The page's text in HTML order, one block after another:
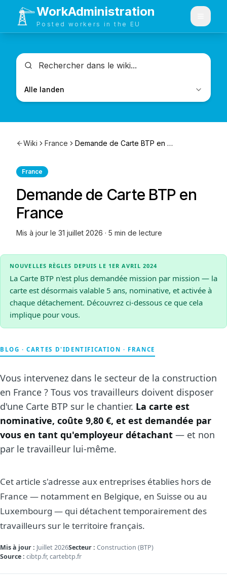
WorkAdministration
Posted workers in the EU Menu
Alle landen
Wiki France Demande de Carte BTP en France
France
Demande de Carte BTP en
France
Mis à jour le 31 juillet 2026 · 5 min de lecture
NOUVELLES RÈGLES DEPUIS LE 1ER AVRIL 2024
La Carte BTP n'est plus demandée mission par mission — la
carte est désormais valable 5 ans, nominative, et activée à
chaque détachement. Découvrez ci-dessous ce que cela
implique pour vous.
BLOG · CARTES D'IDENTIFICATION · FRANCE
Vous intervenez dans le secteur de la construction
en France ? Tous vos travailleurs doivent disposer
d'une Carte BTP sur le chantier. La carte est
nominative, coûte 9,80 €, et est demandée par
vous en tant qu'employeur détachant — et non
par le travailleur lui-même.
Cet article s'adresse aux entreprises établies hors de
France — notamment en Belgique, en Suisse ou au
Luxembourg — qui détachent temporairement des
travailleurs sur le territoire français.
Mis à jour : Juillet 2026Secteur : Construction (BTP)
Source : cibtp.fr, cartebtp.fr